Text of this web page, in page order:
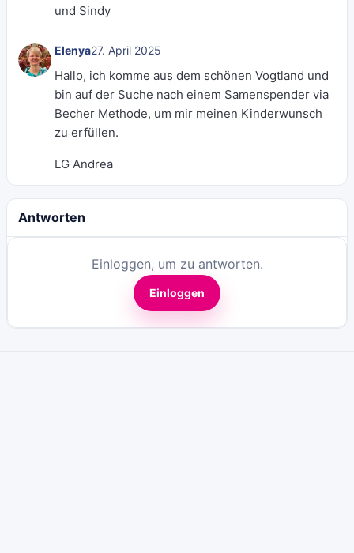
und Sindy
Elenya27. April 2025
Hallo, ich komme aus dem schönen Vogtland und
bin auf der Suche nach einem Samenspender via
Becher Methode, um mir meinen Kinderwunsch
zu erfüllen.
LG Andrea
Antworten
Einloggen, um zu antworten.
Einloggen